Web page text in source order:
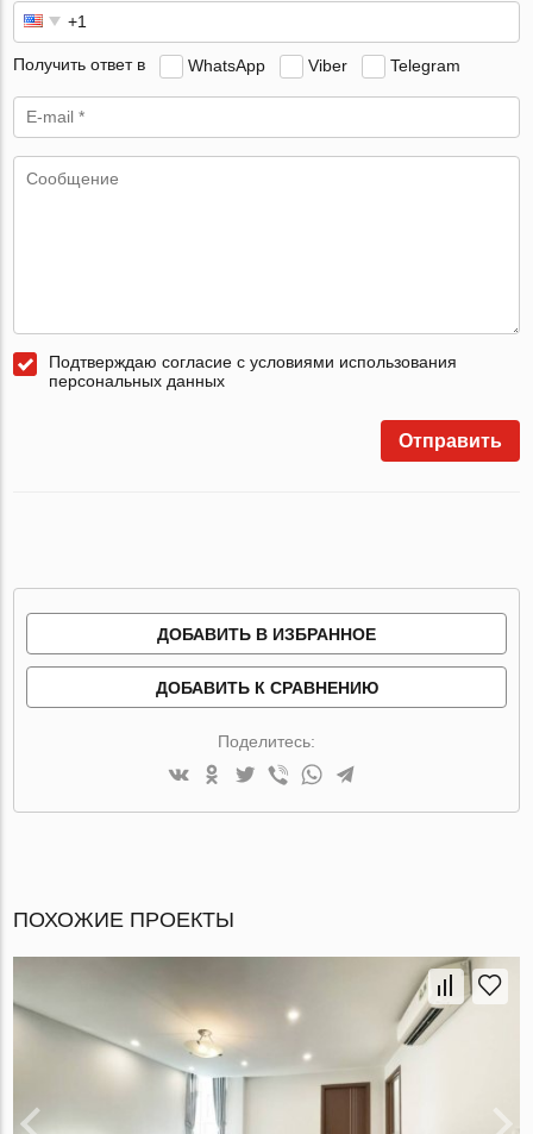
Получить ответ в WhatsApp Viber Telegram
Подтверждаю согласие с условиями использования
персональных данных
Отправить
ДОБАВИТЬ В ИЗБРАННОЕ
ДОБАВИТЬ К СРАВНЕНИЮ
Поделитесь:
ПОХОЖИЕ ПРОЕКТЫ